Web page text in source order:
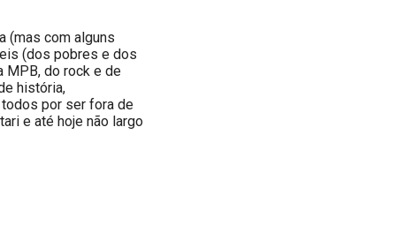
(mas com alguns
(dos pobres e dos
MPB, do rock e de
história,
por ser fora de
e até hoje não largo